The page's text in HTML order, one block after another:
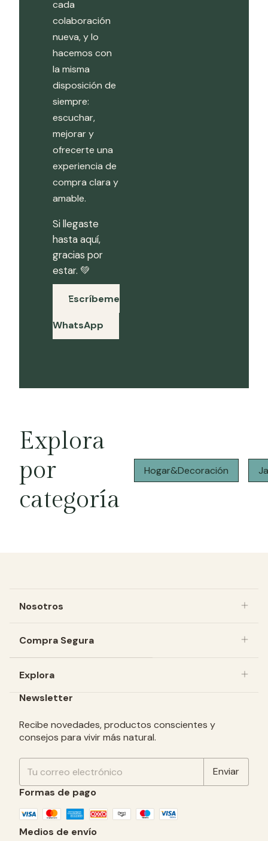
cada
colaboración
nueva, y lo
hacemos con
la misma
disposición de
siempre:
escuchar,
mejorar y
ofrecerte una
experiencia de
compra clara y
amable.
Si llegaste
hasta aquí,
gracias por
estar. 💚
Escríbeme
WhatsApp
Explora
por
categoría
Hogar&Decoración
Nosotros
Compra Segura
Explora
Newsletter
Recibe novedades, productos conscientes y
consejos para vivir más natural.
Formas de pago
Medios de envío